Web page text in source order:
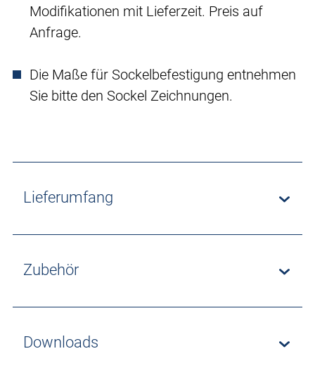
Modifikationen mit Lieferzeit. Preis auf
Anfrage.
Die Maße für Sockelbefestigung entnehmen
Sie bitte den Sockel Zeichnungen.
Lieferumfang
Zubehör
Downloads